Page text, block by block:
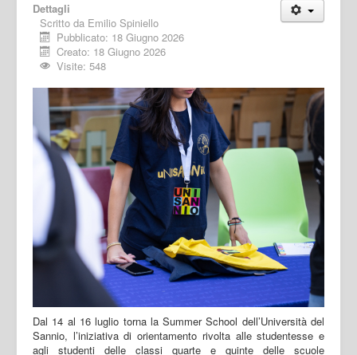
Dettagli
Scritto da Emilio Spiniello
Pubblicato: 18 Giugno 2026
Creato: 18 Giugno 2026
Visite: 548
Dal 14 al 16 luglio torna la Summer School dell’Università del
Sannio, l’iniziativa di orientamento rivolta alle studentesse e
agli studenti delle classi quarte e quinte delle scuole